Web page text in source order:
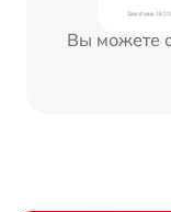
Вы можете